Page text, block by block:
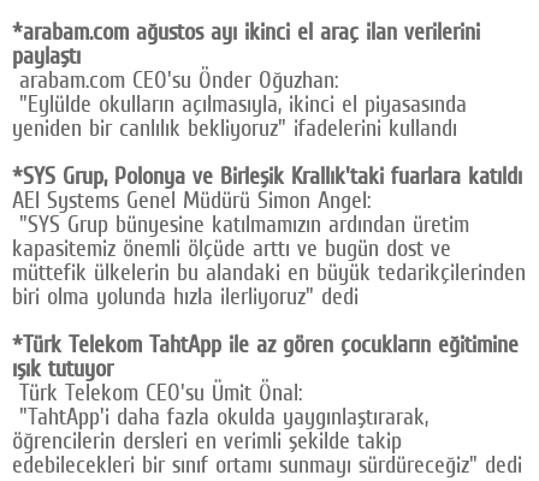
*arabam.com ağustos ayı ikinci el araç ilan verilerini
paylaştı
arabam.com CEO'su Önder Oğuzhan:
"Eylülde okulların açılmasıyla, ikinci el piyasasında
yeniden bir canlılık bekliyoruz" ifadelerini kullandı
*SYS Grup, Polonya ve Birleşik Krallık'taki fuarlara katıldı
AEI Systems Genel Müdürü Simon Angel:
"SYS Grup bünyesine katılmamızın ardından üretim
kapasitemiz önemli ölçüde arttı ve bugün dost ve
müttefik ülkelerin bu alandaki en büyük tedarikçilerinden
biri olma yolunda hızla ilerliyoruz" dedi
*Türk Telekom TahtApp ile az gören çocukların eğitimine
ışık tutuyor
Türk Telekom CEO'su Ümit Önal:
"TahtApp'i daha fazla okulda yaygınlaştırarak,
öğrencilerin dersleri en verimli şekilde takip
edebilecekleri bir sınıf ortamı sunmayı sürdüreceğiz" dedi